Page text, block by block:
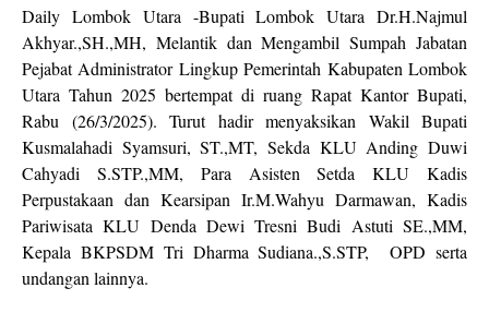
Daily Lombok Utara -Bupati Lombok Utara Dr.H.Najmul
Akhyar.,SH.,MH, Melantik dan Mengambil Sumpah Jabatan
Pejabat Administrator Lingkup Pemerintah Kabupaten Lombok
Utara Tahun 2025 bertempat di ruang Rapat Kantor Bupati,
Rabu (26/3/2025). Turut hadir menyaksikan Wakil Bupati
Kusmalahadi Syamsuri, ST.,MT, Sekda KLU Anding Duwi
Cahyadi S.STP.,MM, Para Asisten Setda KLU Kadis
Perpustakaan dan Kearsipan Ir.M.Wahyu Darmawan, Kadis
Pariwisata KLU Denda Dewi Tresni Budi Astuti SE.,MM,
Kepala BKPSDM Tri Dharma Sudiana.,S.STP, OPD serta
undangan lainnya.